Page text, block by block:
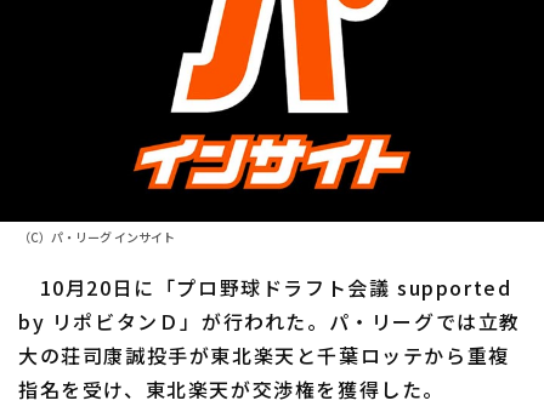
1軍公式戦
ファーム東地区
ファーム中地区
交流戦
北海道日本ハムファイターズ
東北楽天ゴールデンイーグルス
（C）パ・リーグ インサイト
10月20日に「プロ野球ドラフト会議 supported
by リポビタンＤ」が行われた。パ・リーグでは立教
大の荘司康誠投手が東北楽天と千葉ロッテから重複
指名を受け、東北楽天が交渉権を獲得した。